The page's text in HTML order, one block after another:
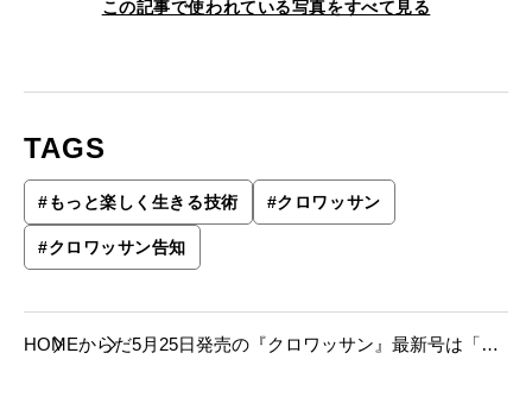
この記事で使われている写真をすべて見る
TAGS
#もっと楽しく生きる技術 #クロワッサン
#クロワッサン告知
HOMEからだ5月25日発売の『クロワッサン』最新号は「も